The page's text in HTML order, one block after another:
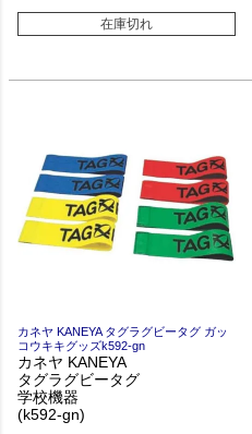
在庫切れ
カネヤ KANEYA タグラグビータグ ガッ
コウキキグッズk592-gn
カネヤ KANEYA
タグラグビータグ
学校機器
(k592-gn)